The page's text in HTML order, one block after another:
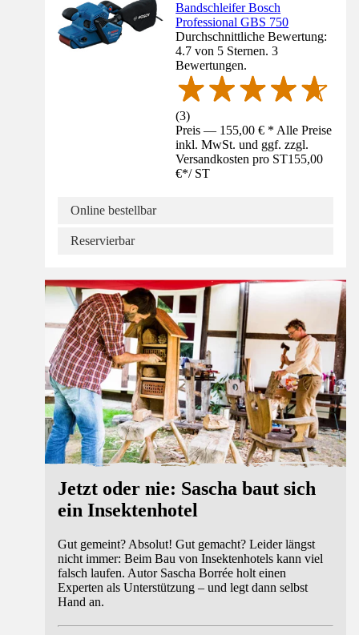
Bandschleifer Bosch
Professional GBS 750
Durchschnittliche Bewertung:
4.7 von 5 Sternen. 3
Bewertungen.
(3)
Preis — 155,00 € * Alle Preise
inkl. MwSt. und ggf. zzgl.
Versandkosten pro ST155,00
€*/ ST
Online bestellbar
Reservierbar
Jetzt oder nie: Sascha baut sich
ein Insektenhotel
Gut gemeint? Absolut! Gut gemacht? Leider längst
nicht immer: Beim Bau von Insektenhotels kann viel
falsch laufen. Autor Sascha Borrée holt einen
Experten als Unterstützung – und legt dann selbst
Hand an.